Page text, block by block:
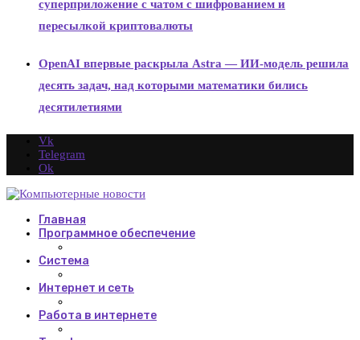
суперприложение с чатом с шифрованием и
пересылкой криптовалюты
OpenAI впервые раскрыла Astra — ИИ-модель решила
десять задач, над которыми математики бились
десятилетиями
Vk
Telegram
Ok
Главная
Программное обеспечение
Система
Интернет и сеть
Работа в интернете